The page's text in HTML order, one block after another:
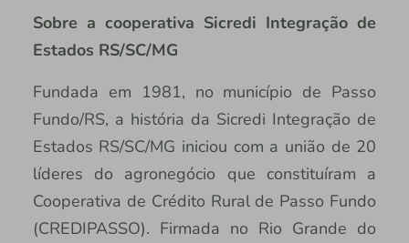
Sobre a cooperativa Sicredi Integração de
Estados RS/SC/MG
Fundada em 1981, no município de Passo
Fundo/RS, a história da Sicredi Integração de
Estados RS/SC/MG iniciou com a união de 20
líderes do agronegócio que constituíram a
Cooperativa de Crédito Rural de Passo Fundo
(CREDIPASSO). Firmada no Rio Grande do